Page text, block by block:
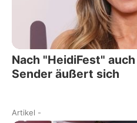
Nach "HeidiFest"
Sender äußert sich
Artikel -